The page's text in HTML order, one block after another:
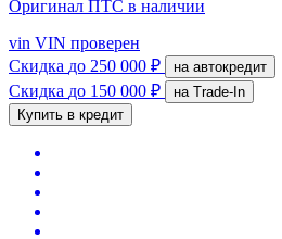
Оригинал ПТС в наличии
vin VIN проверен
Скидка до 250 000 ₽ на автокредит
Скидка до 150 000 ₽
на Trade-In
Купить в кредит